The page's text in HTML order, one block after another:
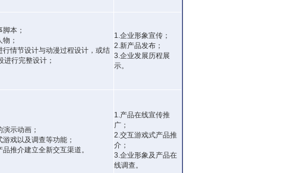
本；
；
行情节设计与动漫过程设计，或结
进行完整设计；
1.企业形象宣传；
2.新产品发布；
3.企业发展历程展
示。
示动画；
戏以及调查等功能；
推介建立全新交互渠道。
1.产品在线宣传推
广；
2.交互游戏式产品推
介；
3.企业形象及产品在
线调查。